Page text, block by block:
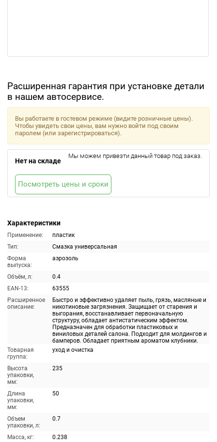
Расширенная гарантия при установке детали
в нашем автосервисе.
Характеристики
Применение:
пластик
Тип:
Смазка универсальная
Форма
выпуска:
аэрозоль
Объём, л:
0.4
EAN-13:
63555
Расширенное
описание:
Быстро и эффективно удаляет пыль, грязь, масляные и
никотиновые загрязнения. Защищает от старения и
выгорания, восстанавливает первоначальную
структуру, обладает антистатическим эффектом.
Предназначен для обработки пластиковых и
виниловых деталей салона. Подходит для молдингов и
бамперов. Обладает приятным ароматом клубники.
Товарная
группа:
уход и очистка
Высота
упаковки,
мм:
235
Длина
упаковки,
мм:
50
Объем
упаковки, л:
0.7
Масса, кг:
0.238
Вы работаете в гостевом режиме (видите розничные цены).
Чтобы увидеть свои цены, вам нужно войти под своим
паролем (или зарегистрироваться).
Нет на складе
Мы можем привезти данный товар под заказ.
Посмотреть цены и сроки